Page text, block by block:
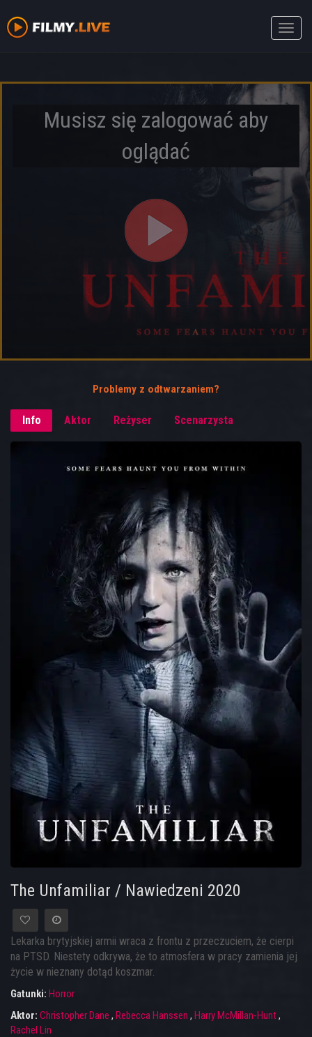
Toggle
Musisz się zalogować aby
oglądać
Problemy z odtwarzaniem?
Info Aktor Reżyser Scenarzysta
The Unfamiliar / Nawiedzeni 2020
Lekarka brytyjskiej armii wraca z frontu z przeczuciem, że cierpi
na PTSD. Niestety odkrywa, że to atmosfera w pracy zamienia jej
życie w nieznany dotąd koszmar.
Gatunki: Horror
Aktor: Christopher Dane , Rebecca Hanssen , Harry McMillan-Hunt,
Rachel Lin